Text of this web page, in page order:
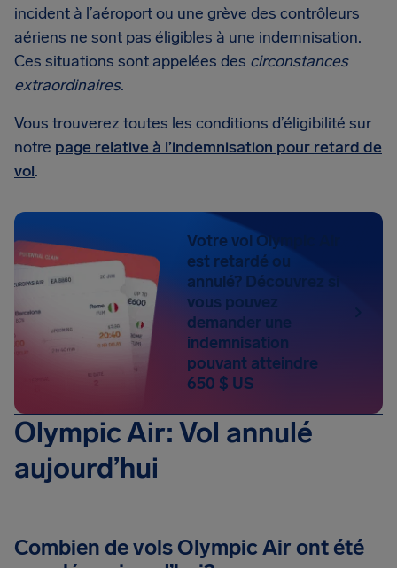
incident à l’aéroport ou une grève des contrôleurs
aériens ne sont pas éligibles à une indemnisation.
Ces situations sont appelées des circonstances
extraordinaires.
Vous trouverez toutes les conditions d’éligibilité sur
notre page relative à l’indemnisation pour retard de
vol.
Votre vol Olympic Air
est retardé ou
annulé? Découvrez si
vous pouvez
demander une
indemnisation
pouvant atteindre
650 $ US
Olympic Air: Vol annulé
aujourd’hui
Combien de vols Olympic Air ont été